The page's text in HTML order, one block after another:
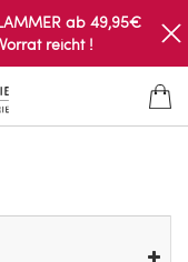
ab 49,95€
reicht !